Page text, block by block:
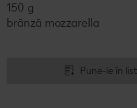
150 g
brânză mozzarella
Pune-le în